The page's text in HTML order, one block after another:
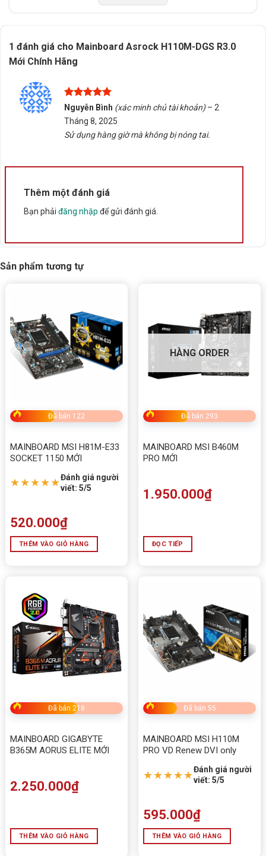
Không nên sử dụng với thiết bị không hỗ trợ chuẩn
DDR4 hoặc có yêu cầu cao hơn.
Trường hợp cần nâng cấp hệ thống, nên chọn linh kiện
phù hợp với cấu hình hiện tại.
Nếu bạn cần tư vấn chọn đúng sản phẩm, hỗ trợ kiểm
tra tương thích hoặc giao hàng tại Buôn Ma Thuột, Đắk
tình.
Rate this product
Thông số kỹ thuật
1 đánh giá cho Mainboard Asrock H110M-DGS R3.0
Mới Chính Hãng
Được xếp
hạng
55
sao
Nguyễn Bình (xác minh chủ tài khoản) – 2
Tháng 8, 2025
Sử dụng hàng giờ mà không bị nóng tai.
Thêm một đánh giá
Bạn phải đăng nhập để gửi đánh giá.
Sản phẩm tương tự
Đã bán 122
MAINBOARD MSI H81M-E33
SOCKET 1150 MỚI
★★★★★Đánh giá người
viết: 5/5
520.000₫
THÊM VÀO GIỎ HÀNG
HÀNG ORDER
Đã bán 293
MAINBOARD MSI B460M
PRO MỚI
1.950.000₫
ĐỌC TIẾP
Đã bán 218
MAINBOARD GIGABYTE
B365M AORUS ELITE MỚI
2.250.000₫
THÊM VÀO GIỎ HÀNG
Đã bán 55
MAINBOARD MSI H110M
PRO VD Renew DVI only
★★★★★Đánh giá người
viết: 5/5
595.000₫
THÊM VÀO GIỎ HÀNG